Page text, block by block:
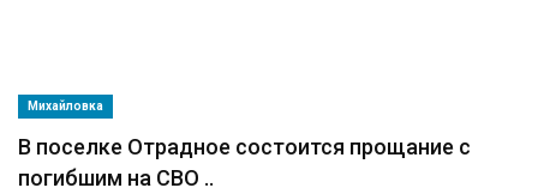
Михайловка
В поселке Отрадное состоится прощание с
погибшим на СВО ..